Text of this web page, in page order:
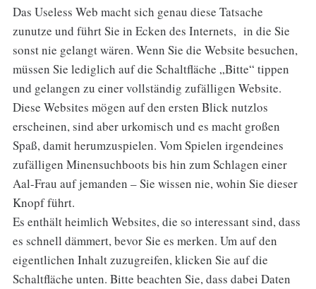
Das Useless Web macht sich genau diese Tatsache
zunutze und führt Sie in Ecken des Internets, in die Sie
sonst nie gelangt wären. Wenn Sie die Website besuchen,
müssen Sie lediglich auf die Schaltfläche „Bitte“ tippen
und gelangen zu einer vollständig zufälligen Website.
Diese Websites mögen auf den ersten Blick nutzlos
erscheinen, sind aber urkomisch und es macht großen
Spaß, damit herumzuspielen. Vom Spielen irgendeines
zufälligen Minensuchboots bis hin zum Schlagen einer
Aal-Frau auf jemanden – Sie wissen nie, wohin Sie dieser
Knopf führt.
Es enthält heimlich Websites, die so interessant sind, dass
es schnell dämmert, bevor Sie es merken. Um auf den
eigentlichen Inhalt zuzugreifen, klicken Sie auf die
Schaltfläche unten. Bitte beachten Sie, dass dabei Daten